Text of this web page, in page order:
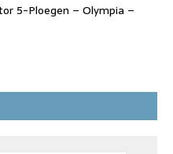
5-Ploegen – Olympia –